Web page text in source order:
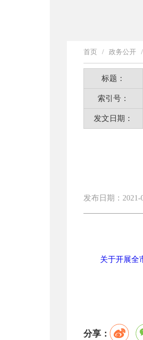
首页 / 政务公开 /
标题：
索引号：
发文日期：
发布日期：2021-
关于开展全
分享：